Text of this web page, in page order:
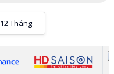
12 Tháng